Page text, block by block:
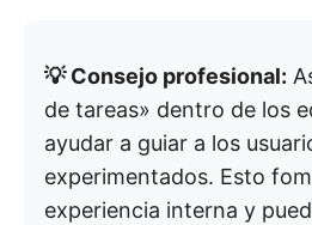
💡 Consejo profesional:
de tareas» dentro de los
ayudar a guiar a los
experimentados. Esto
experiencia interna y